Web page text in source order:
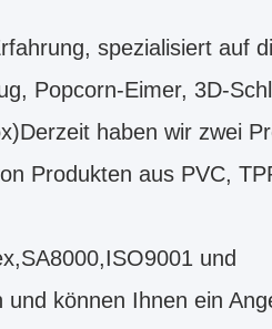
spezialisiert auf
Popcorn-Eimer, 3D-
haben wir zwei
Produkten aus PVC,
und
können Ihnen ein